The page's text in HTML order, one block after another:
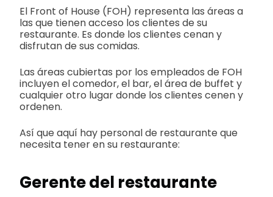
El Front of House (FOH) representa las áreas a
las que tienen acceso los clientes de su
restaurante. Es donde los clientes cenan y
disfrutan de sus comidas.
Las áreas cubiertas por los empleados de FOH
incluyen el comedor, el bar, el área de buffet y
cualquier otro lugar donde los clientes cenen y
ordenen.
Así que aquí hay personal de restaurante que
necesita tener en su restaurante:
Gerente del restaurante